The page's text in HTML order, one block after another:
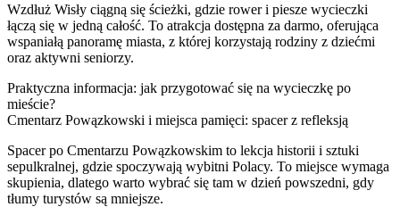
Wzdłuż Wisły ciągną się ścieżki, gdzie rower i piesze wycieczki
łączą się w jedną całość. To atrakcja dostępna za darmo, oferująca
wspaniałą panoramę miasta, z której korzystają rodziny z dziećmi
oraz aktywni seniorzy.
Praktyczna informacja: jak przygotować się na wycieczkę po
mieście?
Cmentarz Powązkowski i miejsca pamięci: spacer z refleksją
Spacer po Cmentarzu Powązkowskim to lekcja historii i sztuki
sepulkralnej, gdzie spoczywają wybitni Polacy. To miejsce wymaga
skupienia, dlatego warto wybrać się tam w dzień powszedni, gdy
tłumy turystów są mniejsze.